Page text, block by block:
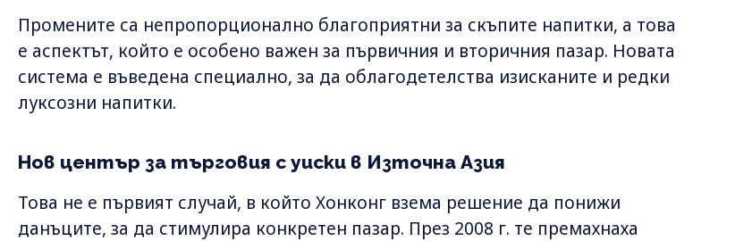
Промените са непропорционално благоприятни за скъпите напитки, а това
е аспектът, който е особено важен за първичния и вторичния пазар. Новата
система е въведена специално, за да облагодетелства изисканите и редки
луксозни напитки.
Нов център за търговия с уиски в Източна Азия
Това не е първият случай, в който Хонконг взема решение да понижи
данъците, за да стимулира конкретен пазар. През 2008 г. те премахнаха